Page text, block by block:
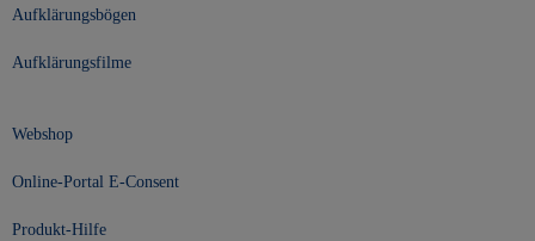
Aufklärungsbögen
Aufklärungsfilme
Webshop
Online-Portal E-Consent
Produkt-Hilfe